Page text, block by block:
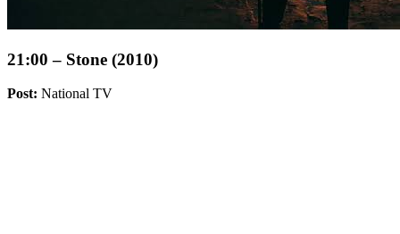
21:00 – Stone (2010)
Post: National TV